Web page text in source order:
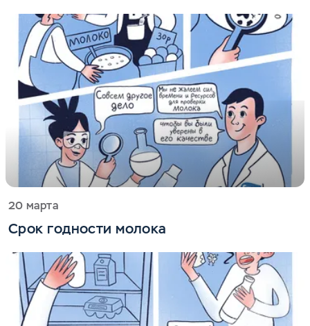
20 марта
Срок годности молока